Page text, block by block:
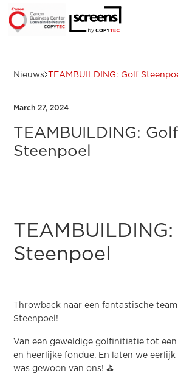
Nieuws TEAMBUILDING: Golf
March 27, 2024
TEAMBUILDING: Golf
Steenpoel
Steenpoel
Throwback naar een fantastische
Steenpoel!
Van een geweldige golfinitiatie tot
en heerlijke fondue. En laten we
was gewoon van ons! ⛳